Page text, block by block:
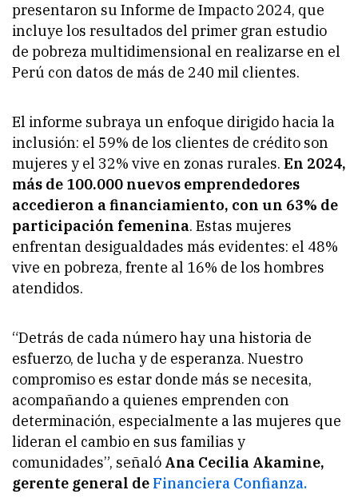
presentaron su Informe de Impacto 2024, que
incluye los resultados del primer gran estudio
de pobreza multidimensional en realizarse en el
Perú con datos de más de 240 mil clientes.
El informe subraya un enfoque dirigido hacia la
inclusión: el 59% de los clientes de crédito son
mujeres y el 32% vive en zonas rurales. En 2024,
más de 100.000 nuevos emprendedores
accedieron a financiamiento, con un 63% de
participación femenina. Estas mujeres
enfrentan desigualdades más evidentes: el 48%
vive en pobreza, frente al 16% de los hombres
atendidos.
“Detrás de cada número hay una historia de
esfuerzo, de lucha y de esperanza. Nuestro
compromiso es estar donde más se necesita,
acompañando a quienes emprenden con
determinación, especialmente a las mujeres que
lideran el cambio en sus familias y
comunidades”, señaló Ana Cecilia Akamine,
gerente general de Financiera Confianza.